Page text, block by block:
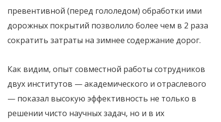
превентивной (перед гололедом) обработки ими
дорожных покрытий позволило более чем в 2 раза
сократить затраты на зимнее содержание дорог.
Как видим, опыт совместной работы сотрудников
двух институтов — академического и отраслевого
— показал высокую эффективность не только в
решении чисто научных задач, но и в их